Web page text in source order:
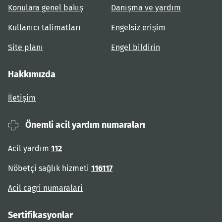
Konulara genel bakış
Kullanıcı talimatları
Site planı
Danışma ve yardım
Engelsiz erişim
Engel bildirin
Hakkımızda
İletişim
Önemli acil yardım numaraları
Acil yardım 112
Nöbetçi sağlık hizmeti 116117
Acil cagri numaralari
Sertifikasyonlar